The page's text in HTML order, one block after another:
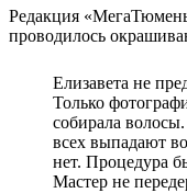
Редакция
проводилось
Елизавета не
Только
собирала
всех выпадают
нет. Процедура
Мастер не